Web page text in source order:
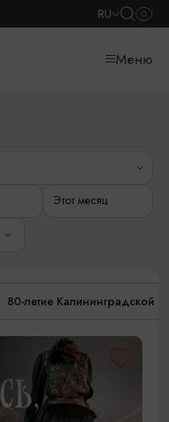
RU
Меню
Этот месяц
80-летие Калининградской